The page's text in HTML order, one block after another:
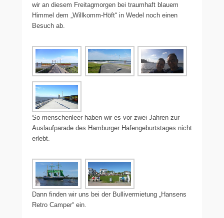
wir an diesem Freitagmorgen bei traumhaft blauem
Himmel dem „Willkomm-Höft“ in Wedel noch einen
Besuch ab.
So menschenleer haben wir es vor zwei Jahren zur
Auslaufparade des Hamburger Hafengeburtstages nicht
erlebt.
Dann finden wir uns bei der Bullivermietung „Hansens
Retro Camper“ ein.